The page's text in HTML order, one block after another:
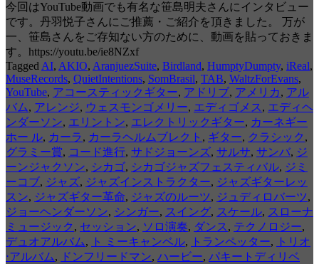
今回はYouTube動画でも有名な笹島明夫さんにインタビュー
です。丹羽悦子さんにご推薦・ご紹介を頂きました。 万が
一、笹島さんをご存知ない方のために、動画を貼っておきま
す。https://youtu.be/ie8NZxf
Tagged AI, AKIO, AranjuezSuite, Birdland, HumptyDumpty, iReal,
MuseRecords, QuietIntentions, SomBrasil, TAB, WaltzForEvans,
YouTube, アコースティックギター, アドリブ, アメリカ, アル
バム, アレンジ, ウェスモンゴメリー, エディゴメス , エディヘ
ンダーソン, エリントン, エレクトリックギター, カーネギー
ホー ル, カーラ, カーラヘルムブレクト , ギター, クラシック ,
グラミー賞, コード進行, サドジョーンズ, サルサ, サンバ, ジ
ーンジャクソン, シカゴ, シカゴジャズフェスティバル, ジミ
ーコブ, ジャズ, ジャズインストラクター, ジャズギターレッ
スン, ジャズギター革命, ジャズのルーツ, ジュディロバーツ,
ジョーヘンダーソン, シンガー, スイング, スケール, スローナ
ミュージック , セッション, ソロ演奏, ダンス , テクノロジー,
デュオアルバム, ト ミーキャンベル, トランペッター,
トリオ
⋅アルバム, ドンフリードマン, ハービー, パキートディリベ